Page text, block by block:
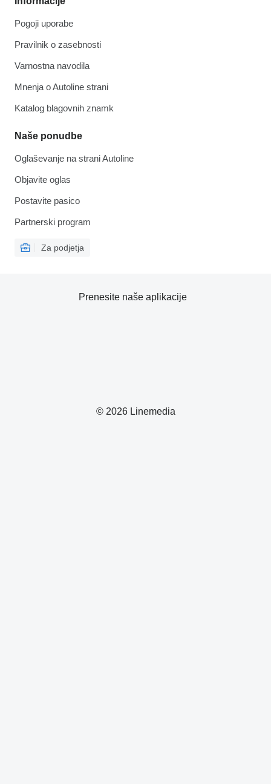
Pogoji uporabe
Pravilnik o zasebnosti
Varnostna navodila
Mnenja o Autoline strani
Katalog blagovnih znamk
Naše ponudbe
Oglaševanje na strani Autoline
Objavite oglas
Postavite pasico
Partnerski program
Za podjetja
© 2026 Linemedia
Prenesite naše aplikacije